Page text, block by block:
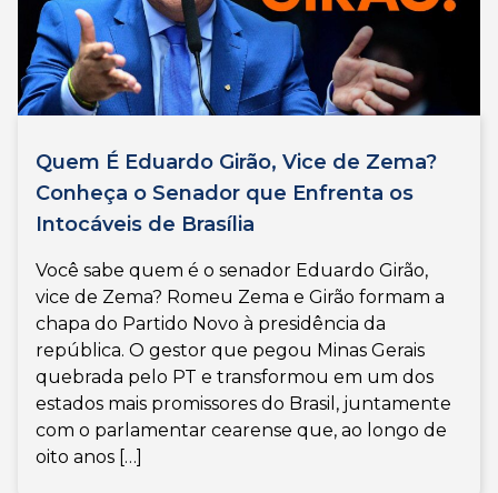
Quem É Eduardo Girão, Vice de Zema?
Conheça o Senador que Enfrenta os
Intocáveis de Brasília
Você sabe quem é o senador Eduardo Girão,
vice de Zema? Romeu Zema e Girão formam a
chapa do Partido Novo à presidência da
república. O gestor que pegou Minas Gerais
quebrada pelo PT e transformou em um dos
estados mais promissores do Brasil, juntamente
com o parlamentar cearense que, ao longo de
oito anos […]